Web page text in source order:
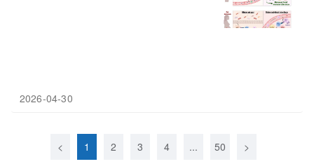
2026-04-30
< 1 2 3 4 ... 50 >